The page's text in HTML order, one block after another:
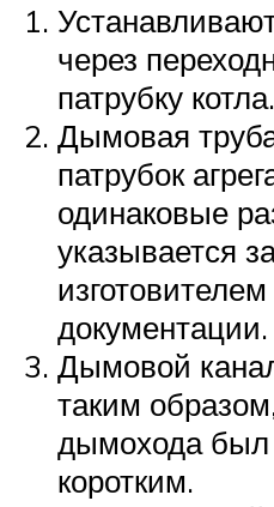
через
патрубку котла.
Дымовая
патрубок
одинаковые
указывается
документации.
Дымовой
таким
дымохода
коротким.